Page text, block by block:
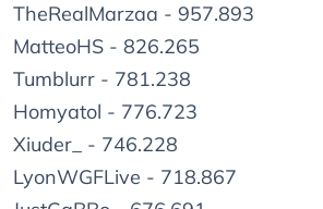
TheRealMarzaa - 957.893
MatteoHS - 826.265
Tumblurr - 781.238
Homyatol - 776.723
Xiuder_ - 746.228
LyonWGFLive - 718.867